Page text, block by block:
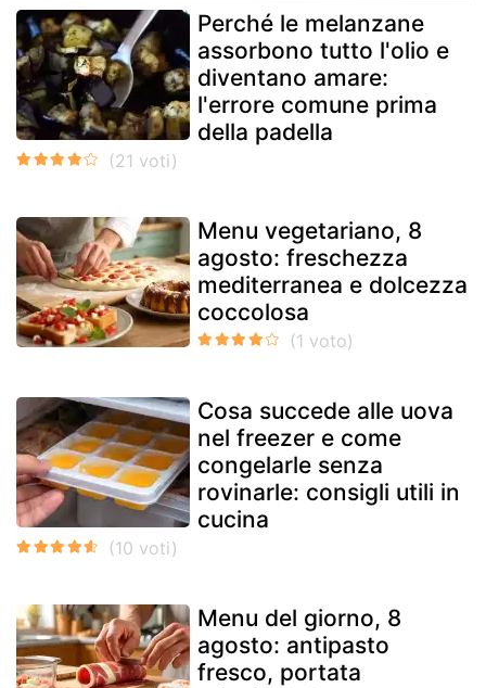
Perché le melanzane
assorbono tutto l'olio e
diventano amare:
l'errore comune prima
della padella
Menu vegetariano, 8
agosto: freschezza
mediterranea e dolcezza
coccolosa
Cosa succede alle uova
nel freezer e come
congelarle senza
rovinarle: consigli utili in
cucina
Menu del giorno, 8
agosto: antipasto
fresco, portata